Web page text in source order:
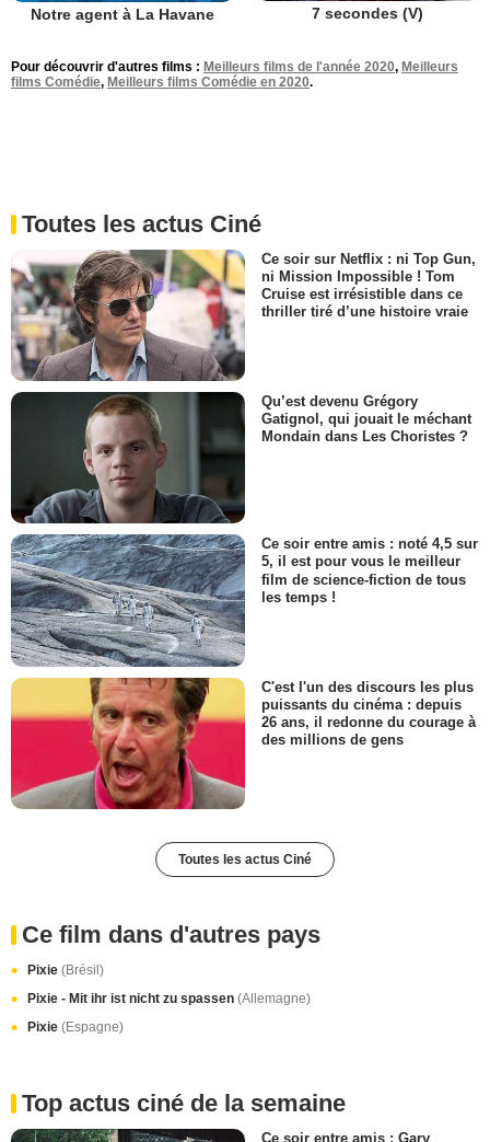
Notre agent à La Havane 7 secondes (V)
Pour découvrir d'autres films : Meilleurs films de l'année 2020, Meilleurs
films Comédie, Meilleurs films Comédie en 2020.
Toutes les actus Ciné
Ce soir sur Netflix : ni Top Gun,
ni Mission Impossible ! Tom
Cruise est irrésistible dans ce
thriller tiré d’une histoire vraie
Qu’est devenu Grégory
Gatignol, qui jouait le méchant
Mondain dans Les Choristes ?
Ce soir entre amis : noté 4,5 sur
5, il est pour vous le meilleur
film de science-fiction de tous
les temps !
C'est l'un des discours les plus
puissants du cinéma : depuis
26 ans, il redonne du courage à
des millions de gens
Toutes les actus Ciné
Ce film dans d'autres pays
Pixie (Brésil)
Pixie - Mit ihr ist nicht zu spassen (Allemagne)
Pixie (Espagne)
Top actus ciné de la semaine
Ce soir entre amis : Gary